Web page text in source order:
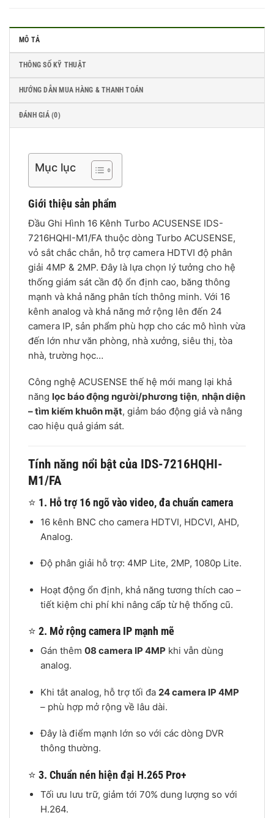
MÔ TẢ
THÔNG SỐ KỸ THUẬT
HƯỚNG DẪN MUA HÀNG & THANH TOÁN
ĐÁNH GIÁ (0)
Mục lục
Giới thiệu sản phẩm
Đầu Ghi Hình 16 Kênh Turbo ACUSENSE IDS-
7216HQHI-M1/FA thuộc dòng Turbo ACUSENSE,
vỏ sắt chắc chắn, hỗ trợ camera HDTVI độ phân
giải 4MP & 2MP. Đây là lựa chọn lý tưởng cho hệ
thống giám sát cần độ ổn định cao, băng thông
mạnh và khả năng phân tích thông minh. Với 16
kênh analog và khả năng mở rộng lên đến 24
camera IP, sản phẩm phù hợp cho các mô hình vừa
đến lớn như văn phòng, nhà xưởng, siêu thị, tòa
nhà, trường học…
Công nghệ ACUSENSE thế hệ mới mang lại khả
năng lọc báo động người/phương tiện, nhận diện
– tìm kiếm khuôn mặt, giảm báo động giả và nâng
cao hiệu quả giám sát.
Tính năng nổi bật của IDS-7216HQHI-
M1/FA
⭐ 1. Hỗ trợ 16 ngõ vào video, đa chuẩn camera
16 kênh BNC cho camera HDTVI, HDCVI, AHD,
Analog.
Độ phân giải hỗ trợ: 4MP Lite, 2MP, 1080p Lite.
Hoạt động ổn định, khả năng tương thích cao –
tiết kiệm chi phí khi nâng cấp từ hệ thống cũ.
⭐ 2. Mở rộng camera IP mạnh mẽ
Gán thêm 08 camera IP 4MP khi vẫn dùng
analog.
Khi tắt analog, hỗ trợ tối đa 24 camera IP 4MP
– phù hợp mở rộng về lâu dài.
Đây là điểm mạnh lớn so với các dòng DVR
thông thường.
⭐ 3. Chuẩn nén hiện đại H.265 Pro+
Tối ưu lưu trữ, giảm tới 70% dung lượng so với
H.264.